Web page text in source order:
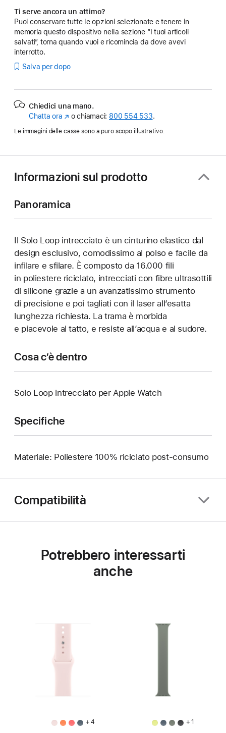
Ti serve ancora un attimo?
Puoi conservare tutte le opzioni selezionate e tenere in
memoria questo dispositivo nella sezione “I tuoi articoli
salvati”, torna quando vuoi e ricomincia da dove avevi
interrotto.
Salva per dopo
Chiedici una mano.
Chatta ora (Si
nuova
o chiamaci: 800 554 533.
Le immagini delle casse sono a puro scopo illustrativo.
Informazioni sul prodotto
Panoramica
Il Solo Loop intrecciato è un cinturino elastico dal
design esclusivo, comodissimo al polso e facile da
infilare e sfilare. È composto da 16.000 fili
in poliestere riciclato, intrecciati con fibre ultrasottili
di silicone grazie a un avanzatissimo strumento
di precisione e poi tagliati con il laser all’esatta
lunghezza richiesta. La trama è morbida
e piacevole al tatto, e resiste all’acqua e al sudore.
Cosa c’è dentro
Solo Loop intrecciato per Apple Watch
Specifiche
Materiale: Poliestere 100% riciclato post-consumo
Compatibilità
Potrebbero interessarti
anche
+ 4 + 1